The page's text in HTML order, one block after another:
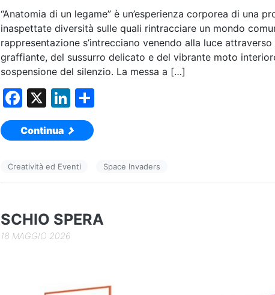
“Anatomia di un legame” è un’esperienza corporea di una
inaspettate diversità sulle quali rintracciare un mondo
rappresentazione s’intrecciano venendo alla luce
graffiante, del sussurro delicato e del vibrante moto
sospensione del silenzio. La messa a […]
F
a
c
b
o
k
X
Li
n
k
dI
vi
Continua
Creatività ed Eventi Space Invaders
SCHIO SPERA
18 MAGGIO 2026